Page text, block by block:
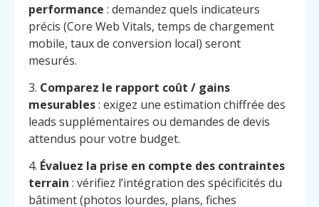
performance : demandez quels indicateurs
précis (Core Web Vitals, temps de chargement
mobile, taux de conversion local) seront
mesurés.
3. Comparez le rapport coût / gains
mesurables: exigez une estimation chiffrée des
leads supplémentaires ou demandes de devis
attendus pour votre budget.
4. Évaluez la prise en compte des contraintes
terrain : vérifiez l’intégration des spécificités du
bâtiment (photos lourdes, plans, fiches